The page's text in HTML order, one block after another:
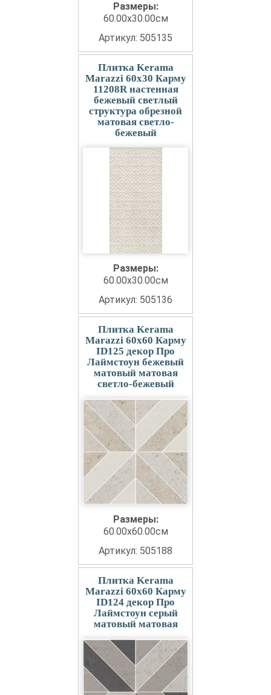
Размеры:
60.00x30.00см
Артикул: 505135
Плитка Kerama
Marazzi 60x30 Карму
11208R настенная
бежевый светлый
структура обрезной
матовая светло-
бежевый
Размеры:
60.00x30.00см
Артикул: 505136
Плитка Kerama
Marazzi 60x60 Карму
ID125 декор Про
Лаймстоун бежевый
матовый матовая
светло-бежевый
Размеры:
60.00x60.00см
Артикул: 505188
Плитка Kerama
Marazzi 60x60 Карму
ID124 декор Про
Лаймстоун серый
матовый матовая